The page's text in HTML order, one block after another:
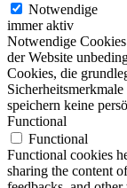
Notwendige
immer aktiv
Notwendige
der Website
Cookies, die
speichern keine
Functional
Functional
Functional cookies
sharing the content